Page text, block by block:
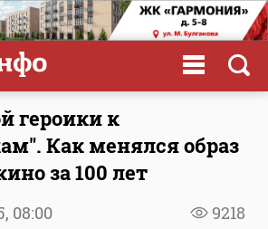
героики к
Как менялся образ
за 100 лет
9218
08:00